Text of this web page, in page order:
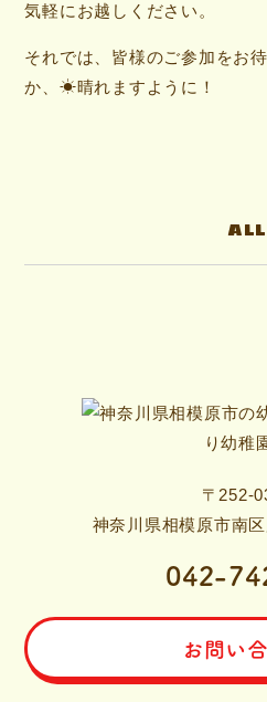
気軽にお越しください。
それでは、皆様のご参加をお
か、☀晴れますように！
ALL
〒252-
神奈川県相模原市南
042-
お問い